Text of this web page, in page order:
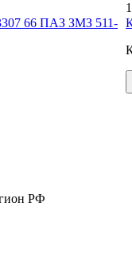
66 ПАЗ ЗМЗ 511-
РФ